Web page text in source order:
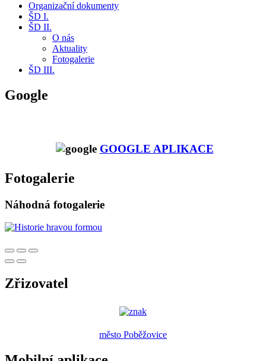
Organizační dokumenty
ŠD I.
ŠD II.
O nás
Aktuality
Fotogalerie
ŠD III.
Google
GOOGLE APLIKACE
Fotogalerie
Náhodná fotogalerie
Zřizovatel
město Poběžovice